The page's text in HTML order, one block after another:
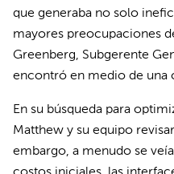
que generaba no solo
mayores preocupaciones
Greenberg, Subgerente
encontró en medio de una
En su búsqueda para
Matthew y su equipo
embargo, a menudo se